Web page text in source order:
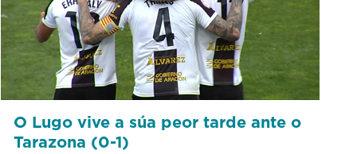
O Lugo vive a súa peor tarde ante o
Tarazona (0-1)